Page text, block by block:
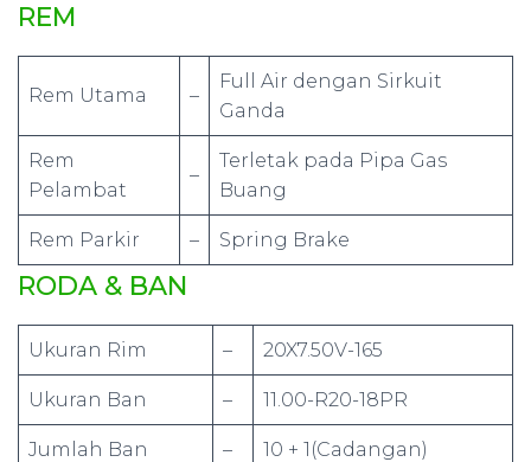
REM
Rem Utama –
Full Air dengan Sirkuit
Ganda
Rem
Pelambat
–
Terletak pada Pipa Gas
Buang
Rem Parkir – Spring Brake
RODA & BAN
Ukuran Rim – 20X7.50V-165
Ukuran Ban – 11.00-R20-18PR
Jumlah Ban – 10 + 1(Cadangan)